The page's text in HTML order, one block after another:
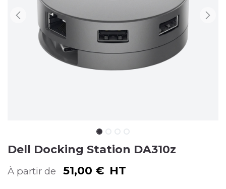
Dell Docking Station DA310z
À partir de 51,00 € HT